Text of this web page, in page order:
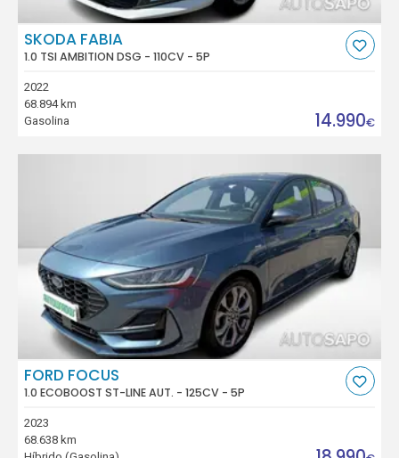
SKODA FABIA
1.0 TSI AMBITION DSG - 110CV - 5P
2022
68.894 km
Gasolina
14.990€
FORD FOCUS
1.0 ECOBOOST ST-LINE AUT. - 125CV - 5P
2023
68.638 km